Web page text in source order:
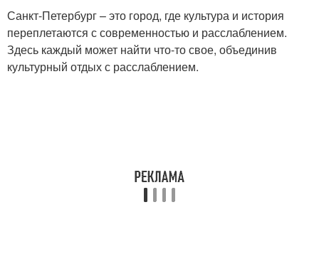
Санкт-Петербург – это город, где культура и история
переплетаются с современностью и расслаблением.
Здесь каждый может найти что-то свое, объединив
культурный отдых с расслаблением.